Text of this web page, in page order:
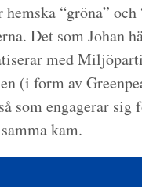
“gröna”
Det som Johan
med
(i form av
som engagerar
kam.